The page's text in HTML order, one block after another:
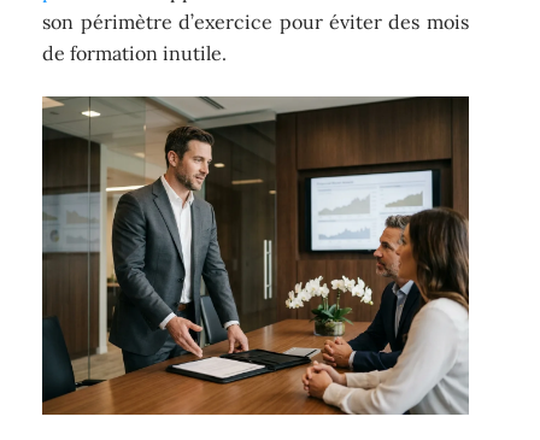
son périmètre d’exercice pour éviter des mois
de formation inutile.